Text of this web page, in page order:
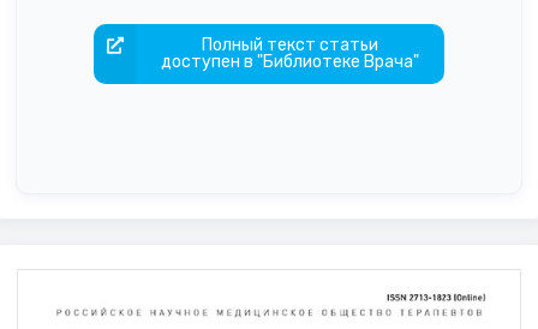
Полный текст статьи
доступен в "Библиотеке Врача"